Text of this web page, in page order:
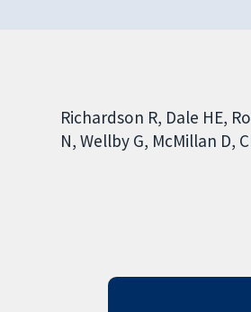
Richardson R Dale HE
N Wellby G McMillan D